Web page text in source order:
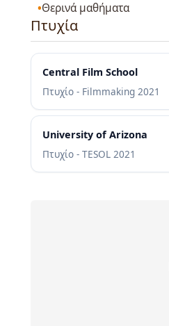
Θερινά μαθήματα
Πτυχία
Central Film School
Πτυχίο - Filmmaking 2021
University of Arizona
Πτυχίο - TESOL 2021